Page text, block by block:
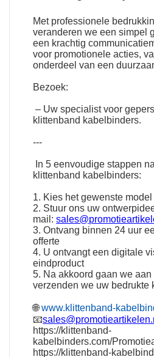
Met professionele
veranderen we een simpel
een krachtig
voor promotionele acties,
onderdeel van een
Bezoek:
– Uw specialist voor
klittenband kabelbinders.
---
In 5 eenvoudige stappen
klittenband kabelbinders:
1. Kies het gewenste model
2. Stuur ons uw
mail:
3. Ontvang binnen 24 uur
offerte
4. U ontvangt een digitale
eindproduct
5. Na akkoord gaan we aan
verzenden we uw bedrukte
🌐www.klittenband-
📧
https://klittenband-
kabelbinders.com/
https://klittenband-